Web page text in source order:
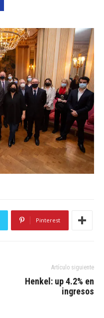
Pinterest
Artículo siguiente
Henkel: up 4.2% en
ingresos